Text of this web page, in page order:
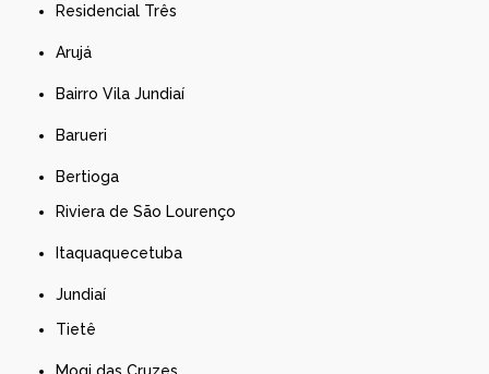
Residencial Três
Arujá
Bairro Vila Jundiaí
Barueri
Bertioga
Riviera de São Lourenço
Itaquaquecetuba
Jundiaí
Tietê